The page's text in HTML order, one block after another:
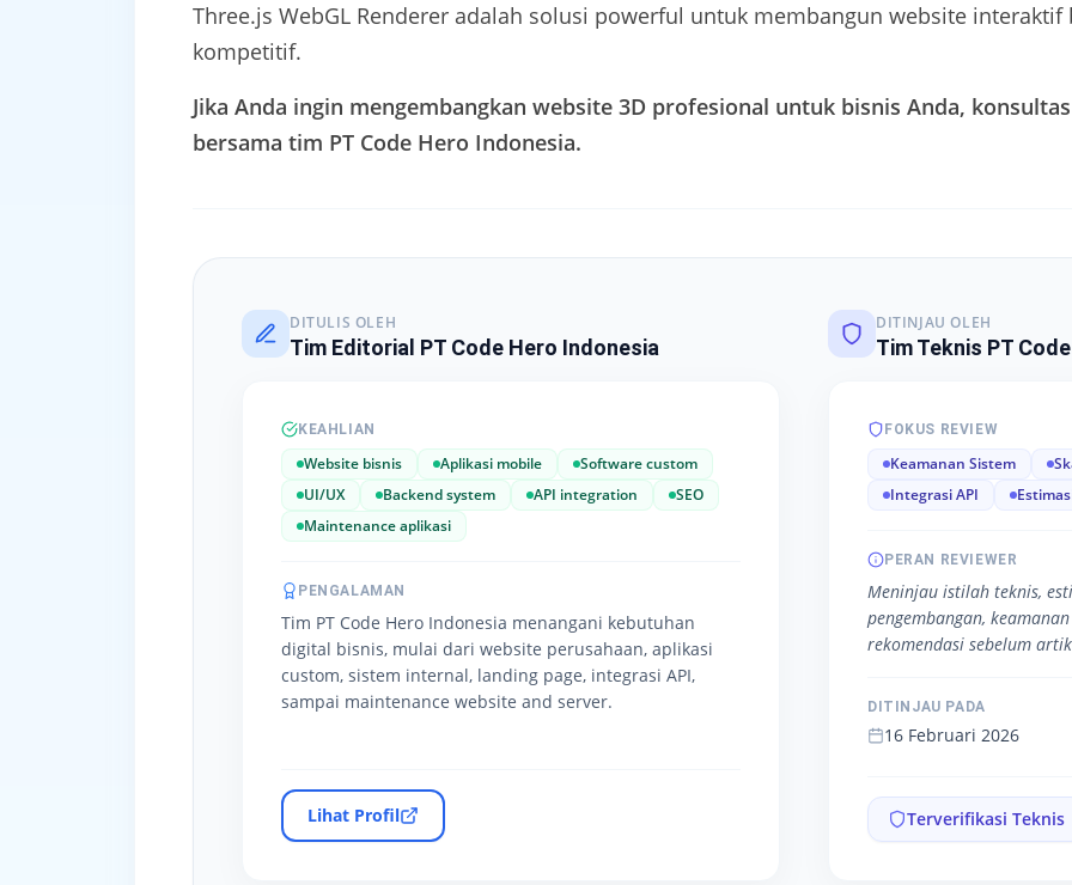
Three.js WebGL Renderer adalah solusi powerful untuk membangun website
kompetitif.
Jika Anda ingin mengembangkan website 3D profesional untuk bisnis Anda,
bersama tim PT Code Hero Indonesia.
DITULIS OLEH
Tim Editorial PT Code Hero Indonesia
KEAHLIAN
Website bisnis Aplikasi mobile
Software custom
UI/UX
Backend system API integration
SEO
Maintenance aplikasi
PENGALAMAN
Tim PT Code Hero Indonesia menangani kebutuhan
digital bisnis, mulai dari website perusahaan, aplikasi
custom, sistem internal, landing page, integrasi API,
sampai maintenance website and server.
Lihat Profil
DITINJAU OLEH
Tim Teknis PT
FOKUS REVIEW
Keamanan Sistem
Integrasi API
PERAN REVIEWER
Meninjau istilah teknis,
pengembangan,
rekomendasi sebelum
DITINJAU PADA
16 Februari 2026
Terverifikasi Teknis